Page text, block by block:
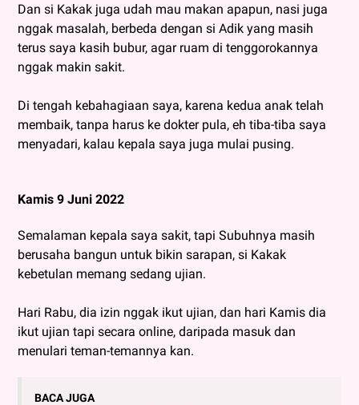
Dan si Kakak juga udah mau makan apapun, nasi juga
nggak masalah, berbeda dengan si Adik yang masih
terus saya kasih bubur, agar ruam di tenggorokannya
nggak makin sakit.
Di tengah kebahagiaan saya, karena kedua anak telah
membaik, tanpa harus ke dokter pula, eh tiba-tiba saya
menyadari, kalau kepala saya juga mulai pusing.
Kamis 9 Juni 2022
Semalaman kepala saya sakit, tapi Subuhnya masih
berusaha bangun untuk bikin sarapan, si Kakak
kebetulan memang sedang ujian.
Hari Rabu, dia izin nggak ikut ujian, dan hari Kamis dia
ikut ujian tapi secara online, daripada masuk dan
menulari teman-temannya kan.
BACA JUGA